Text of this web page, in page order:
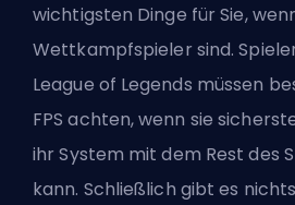
wichtigsten Dinge für Sie,
Wettkampfspieler sind.
League of Legends müssen
FPS achten, wenn sie
ihr System mit dem Rest des
kann. Schließlich gibt es